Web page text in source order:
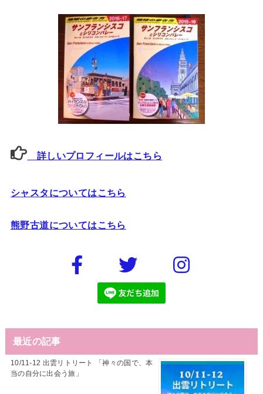
詳しいプロフィールはこちら
シャスタについてはこちら
熊野古道についてはこちら
最近の記事
10/11-12 出雲リトリート 「神々の国で、本
当の自分に出会う旅」